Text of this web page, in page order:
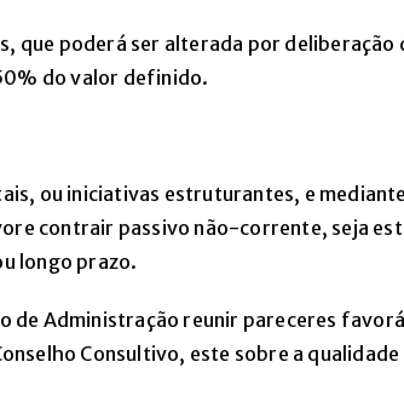
que poderá ser alterada por deliberação
do valor definido.
ou iniciativas estruturantes, e
contrair passivo não-corrente, seja
longo prazo.
Administração reunir pareceres
Consultivo, este sobre a